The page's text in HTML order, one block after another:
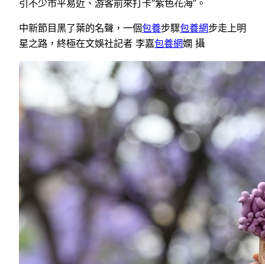
引不少市平易近、游客前來打卡“紫色花海”。
中新節目黑了葉的名聲，一個包養步驟包養網步走上明
星之路，終極在文娛社記者 李嘉包養網嫻 攝